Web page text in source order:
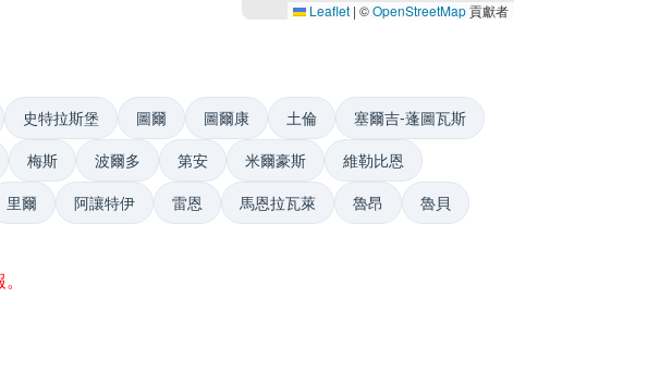
Leaflet | ©OpenStreetMap貢獻者
史特拉斯堡 圖爾 圖爾康 土倫 塞爾吉-蓬圖瓦斯
梅斯 波爾多 第安 米爾豪斯 維勒比恩
里爾 阿讓特伊 雷恩 馬恩拉瓦萊 魯昂 魯貝